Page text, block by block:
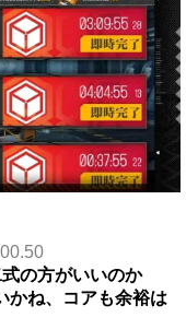
の方がいいのか
かね、コアも余裕は